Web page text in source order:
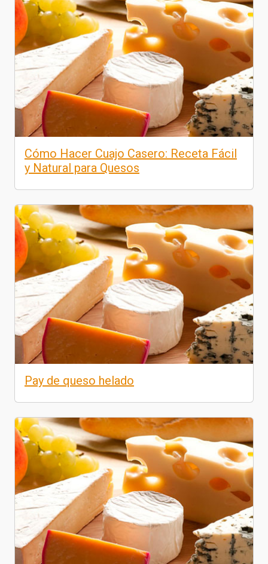
Cómo Hacer Cuajo Casero: Receta Fácil
y Natural para Quesos
Pay de queso helado